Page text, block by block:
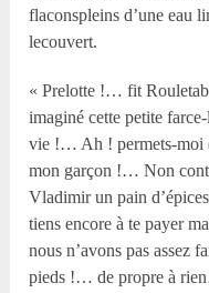
flaconspleins d’une eau
lecouvert.
« Prelotte !… fit
imaginé cette petite
vie !… Ah ! permets-moi
mon garçon !… Non
Vladimir un pain
tiens encore à te payer
nous n’avons pas assez
pieds !… de propre à